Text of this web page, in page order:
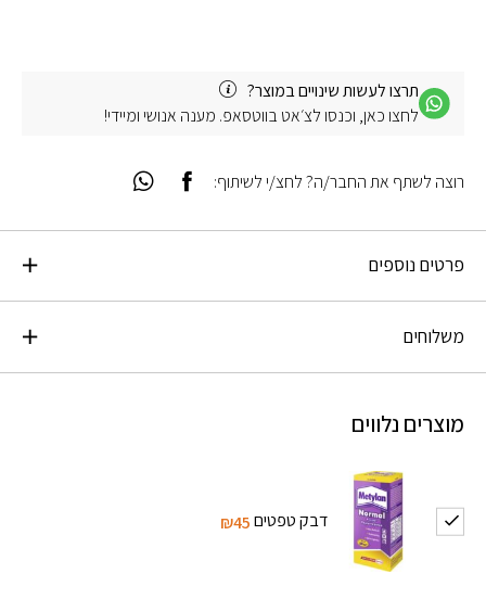
תרצו לעשות שינויים במוצר?
לחצו כאן, וכנסו לצ׳אט בווטסאפ. מענה אנושי ומיידי!
פרטים נוספים
משלוחים
מוצרים נלווים
דבק טפטים₪45
רוצה לשתף את החבר/ה? לחצ/י לשיתוף: